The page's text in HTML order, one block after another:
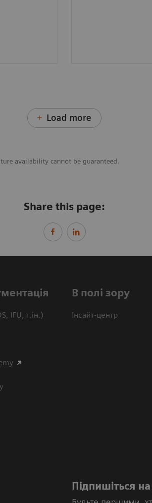
Load more
availability cannot be guaranteed.
Share this page:
IFU, т.ін.)
В полі зору
Інсайт-центр
Підпишіться